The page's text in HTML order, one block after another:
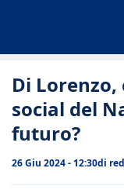
Di
social del
futuro?
26 Giu 2024 - 12:30di